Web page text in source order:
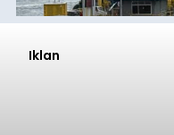
Iklan